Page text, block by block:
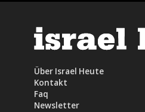
Über Israel Heute
Kontakt
Faq
Newsletter